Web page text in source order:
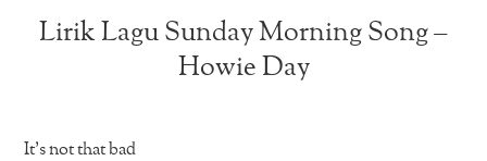
Lirik Lagu Sunday Morning Song –
Howie Day
It’s not that bad